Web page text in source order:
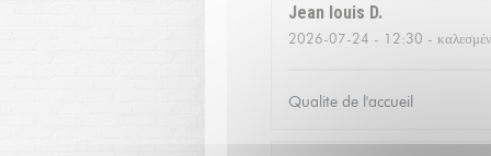
Jean louis D
2026-07-24 - 12:30 -
Qualite de l'accueil